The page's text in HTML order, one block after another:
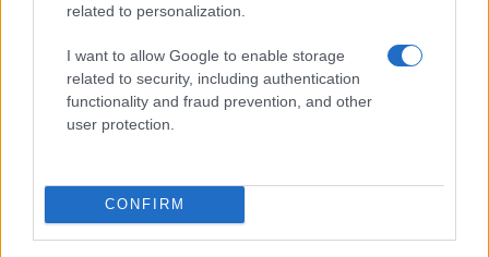
related to personalization.
I want to allow Google to enable storage
related to security, including authentication
functionality and fraud prevention, and other
user protection.
CONFIRM
átcsapó eleganciája természetesen ismerős a
mindennapokból, a mindenórákból. Georg Grosz és Otto Dix
zseniális vásznai, alakjai jutnak eszembe a táncolókat nézve
(s manapság sűrűn).
természetellenes pózokba tekeredő, feszengő alakok
tehetséggel reprezentálják a minket körülvevőt, mely nem